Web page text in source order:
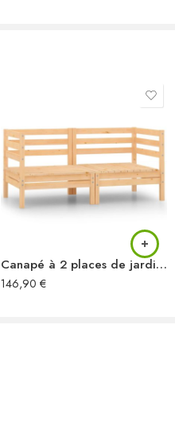
Canapé à 2 places de jardin Bois de pin solide
146,90 €